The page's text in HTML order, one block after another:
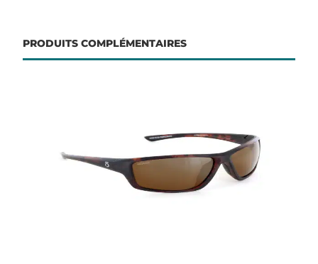
PRODUITS COMPLÉMENTAIRES